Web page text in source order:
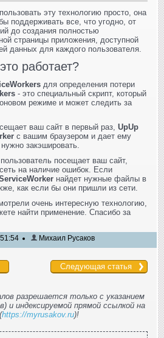
эту технологию просто, она
поддерживать все, что угодно, от
до создания полностью
страницы приложения, доступной
данных для каждого пользователя.
работает?
для определения потери
- это специальный скрипт, который
режиме и может следить за
ваш сайт в первый раз, UpUp
с вашим браузером и дает ему
закэшировать.
посещает ваш сайт,
на наличие ошибок. Если
найдет нужные файлы в
как если бы они пришли из сети.
очень интересную технологию,
найти применение. Спасибо за
Михаил Русаков
Следующая статья
разрешается только с указанием
и индексируемой прямой ссылкой на
https://myrusakov.ru)!